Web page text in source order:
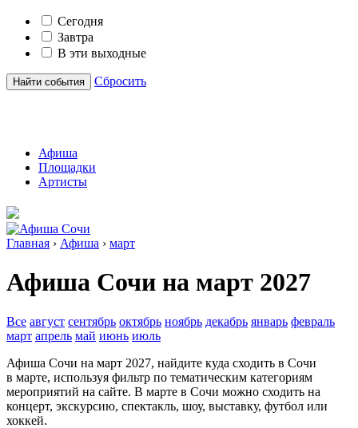
Сегодня
Завтра
В эти выходные
Найти события Сбросить
Афиша
Площадки
Артисты
Главная › Афиша › март
Афиша Сочи на март 2027
Все август сентябрь октябрь ноябрь декабрь январь февраль
март апрель май июнь июль
Афиша Сочи на март 2027, найдите куда сходить в Сочи
в марте, используя фильтр по тематическим категориям
мероприятий на сайте. В марте в Сочи можно сходить на
концерт, экскурсию, спектакль, шоу, выставку, футбол или
хоккей.